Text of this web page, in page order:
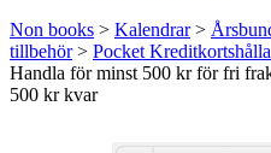
Non books > Kalendrar>
tillbehör> Pocket
Handla för minst 500 kr för fri
500 kr kvar